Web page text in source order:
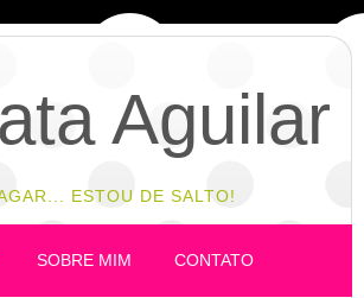
Aguilar
ESTOU DE SALTO!
SOBRE MIM CONTATO